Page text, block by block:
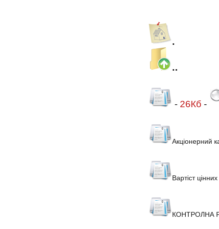
.
..
- 26Кб -
Акціонерний
Вартіст
КОНТРОЛНА